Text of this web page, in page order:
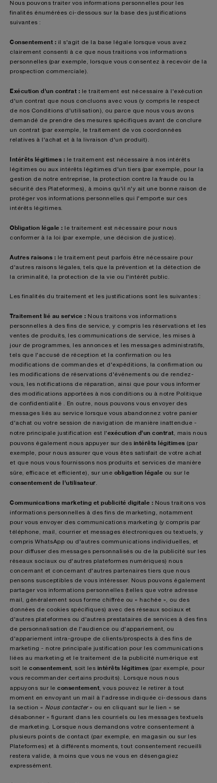
Nous pouvons traiter vos informations personnelles pour les
finalités énumérées ci-dessous sur la base des justifications
suivantes :
Consentement : il s'agit de la base légale lorsque vous avez
clairement consenti à ce que nous traitions vos informations
personnelles (par exemple, lorsque vous consentez à recevoir de la
prospection commerciale).
Exécution d'un contrat :
le traitement est nécessaire à l'exécution
d'un contrat que nous concluons avec vous (y compris le respect
de nos Conditions d'utilisation), ou parce que nous vous avons
demandé de prendre des mesures spécifiques avant de conclure
un contrat (par exemple, le traitement de vos coordonnées
relatives à l'achat et à la livraison d'un produit).
Intérêts légitimes :
le traitement est nécessaire à nos intérêts
légitimes ou aux intérêts légitimes d'un tiers (par exemple, pour la
gestion de notre entreprise, la protection contre la fraude ou la
sécurité des Plateformes), à moins qu'il n'y ait une bonne raison de
protéger vos informations personnelles qui l'emporte sur ces
intérêts légitimes.
Obligation légale :
le traitement est nécessaire pour nous
conformer à la loi (par exemple, une décision de justice).
Autres raisons :
le traitement peut parfois être nécessaire pour
d'autres raisons légales, tels que la prévention et la détection de
la criminalité, la protection de la vie ou l'intérêt public.
Les finalités du traitement et les justifications sont les suivantes :
Traitement lié au service : Nous traitons vos informations
personnelles à des fins de service, y compris les réservations et les
ventes de produits, les communications de service, les mises à
jour de programmes, les annonces et les messages administratifs,
tels que l'accusé de réception et la confirmation ou les
modifications de commandes et d'expéditions, la confirmation ou
les modifications de réservations d'événements ou de rendez-
vous, les notifications de réparation, ainsi que pour vous informer
des modifications apportées à nos conditions ou à notre Politique
de confidentialité . En outre, nous pouvons vous envoyer des
messages liés au service lorsque vous abandonnez votre panier
d'achat ou votre session de navigation de manière inattendue -
notre principale justification est l'exécution d'un contrat , mais nous
pouvons également nous appuyer sur des intérêts légitimes (par
exemple, pour nous assurer que vous êtes satisfait de votre achat
et que nous vous fournissons nos produits et services de manière
sûre, efficace et efficiente), sur une obligation légale ou sur le
consentement de l'utilisateur
Communications marketing et publicité digitale : Nous traitons vos
informations personnelles à des fins de marketing, notamment
pour vous envoyer des communications marketing (y compris par
téléphone, mail, courrier et messages électroniques ou textuels, y
compris WhatsApp ou d'autres communications individuelles, et
pour diffuser des messages personnalisés ou de la publicité sur les
réseaux sociaux ou d'autres plateformes numériques) nous
concernant et concernant d'autres partenaires tiers que nous
pensons susceptibles de vous intéresser. Nous pouvons également
partager vos informations personnelles (telles que votre adresse
mail, généralement sous forme chiffrée ou « hachée », ou des
données de cookies spécifiques) avec des réseaux sociaux et
d'autres plateformes ou d'autres prestataires de services à des fins
de personnalisation de l'audience ou d'appariement, ou
d'appariement intra-groupe de clients/prospects à des fins de
marketing - notre principale justification pour les communications
liées au marketing et le traitement de la publicité numérique est
soit le consentement , soit les intérêts légitimes (par exemple, pour
vous recommander certains produits). Lorsque nous nous
appuyons sur le consentement , vous pouvez le retirer à tout
moment en envoyant un mail à l'adresse indiquée ci-dessous dans
la section « Nous contacter» ou en cliquant sur le lien « se
désabonner » figurant dans les courriels ou les messages textuels
de marketing. Lorsque nous demandons votre consentement à
plusieurs points de contact (par exemple, en magasin ou sur les
Plateformes) et à différents moments, tout consentement recueilli
restera valide, à moins que vous ne vous en désengagiez
expressément.